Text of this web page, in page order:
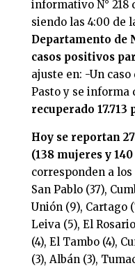
informativo N° 218
siendo las 4:00 de
Departamento de
casos positivos
ajuste en: -Un
Pasto y se informa
recuperado 17.713
Hoy se reportan
(138 mujeres y
corresponden a los
San Pablo (37),
Unión (9), Cartago
Leiva (5), El
(4), El Tambo (4),
(3), Albán (3),